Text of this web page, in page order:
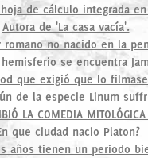
de cálculo integrada
Autora de 'La casa vacía'.
romano no nacido en la
hemisferio se encuentra
que exigió que lo
de la especie Linum
LA COMEDIA
que ciudad nacio Platon?
años tienen un periodo